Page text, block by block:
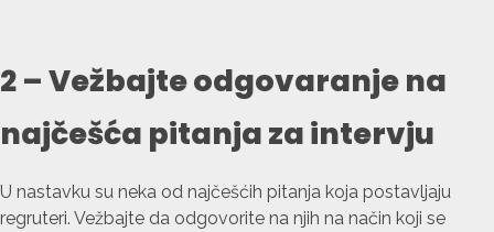
2 – Vežbajte odgovaranje na
najčešća pitanja za intervju
U nastavku su neka od najčešćih pitanja koja postavljaju
regruteri. Vežbajte da odgovorite na njih na način koji se